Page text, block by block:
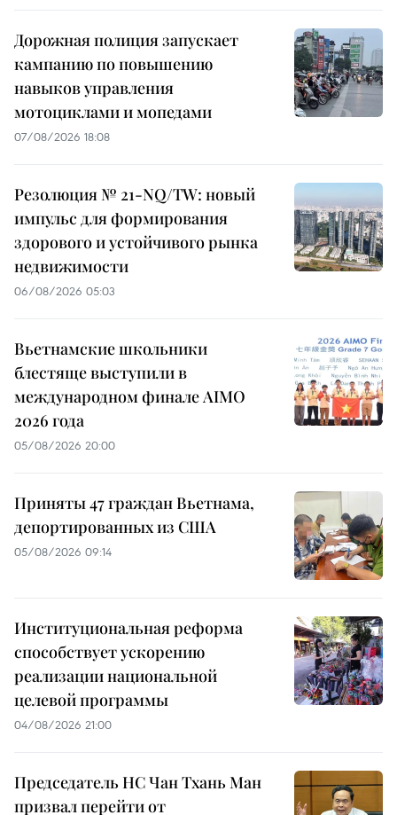
Дорожная полиция запускает
кампанию по повышению
навыков управления
мотоциклами и мопедами
07/08/2026 18:08
Резолюция № 21-NQ/TW: новый
импульс для формирования
здорового и устойчивого рынка
недвижимости
06/08/2026 05:03
Вьетнамские школьники
блестяще выступили в
международном финале AIMO
2026 года
05/08/2026 20:00
Приняты 47 граждан Вьетнама,
депортированных из США
05/08/2026 09:14
Институциональная реформа
способствует ускорению
реализации национальной
целевой программы
04/08/2026 21:00
Председатель НС Чан Тхань Ман
призвал перейти от